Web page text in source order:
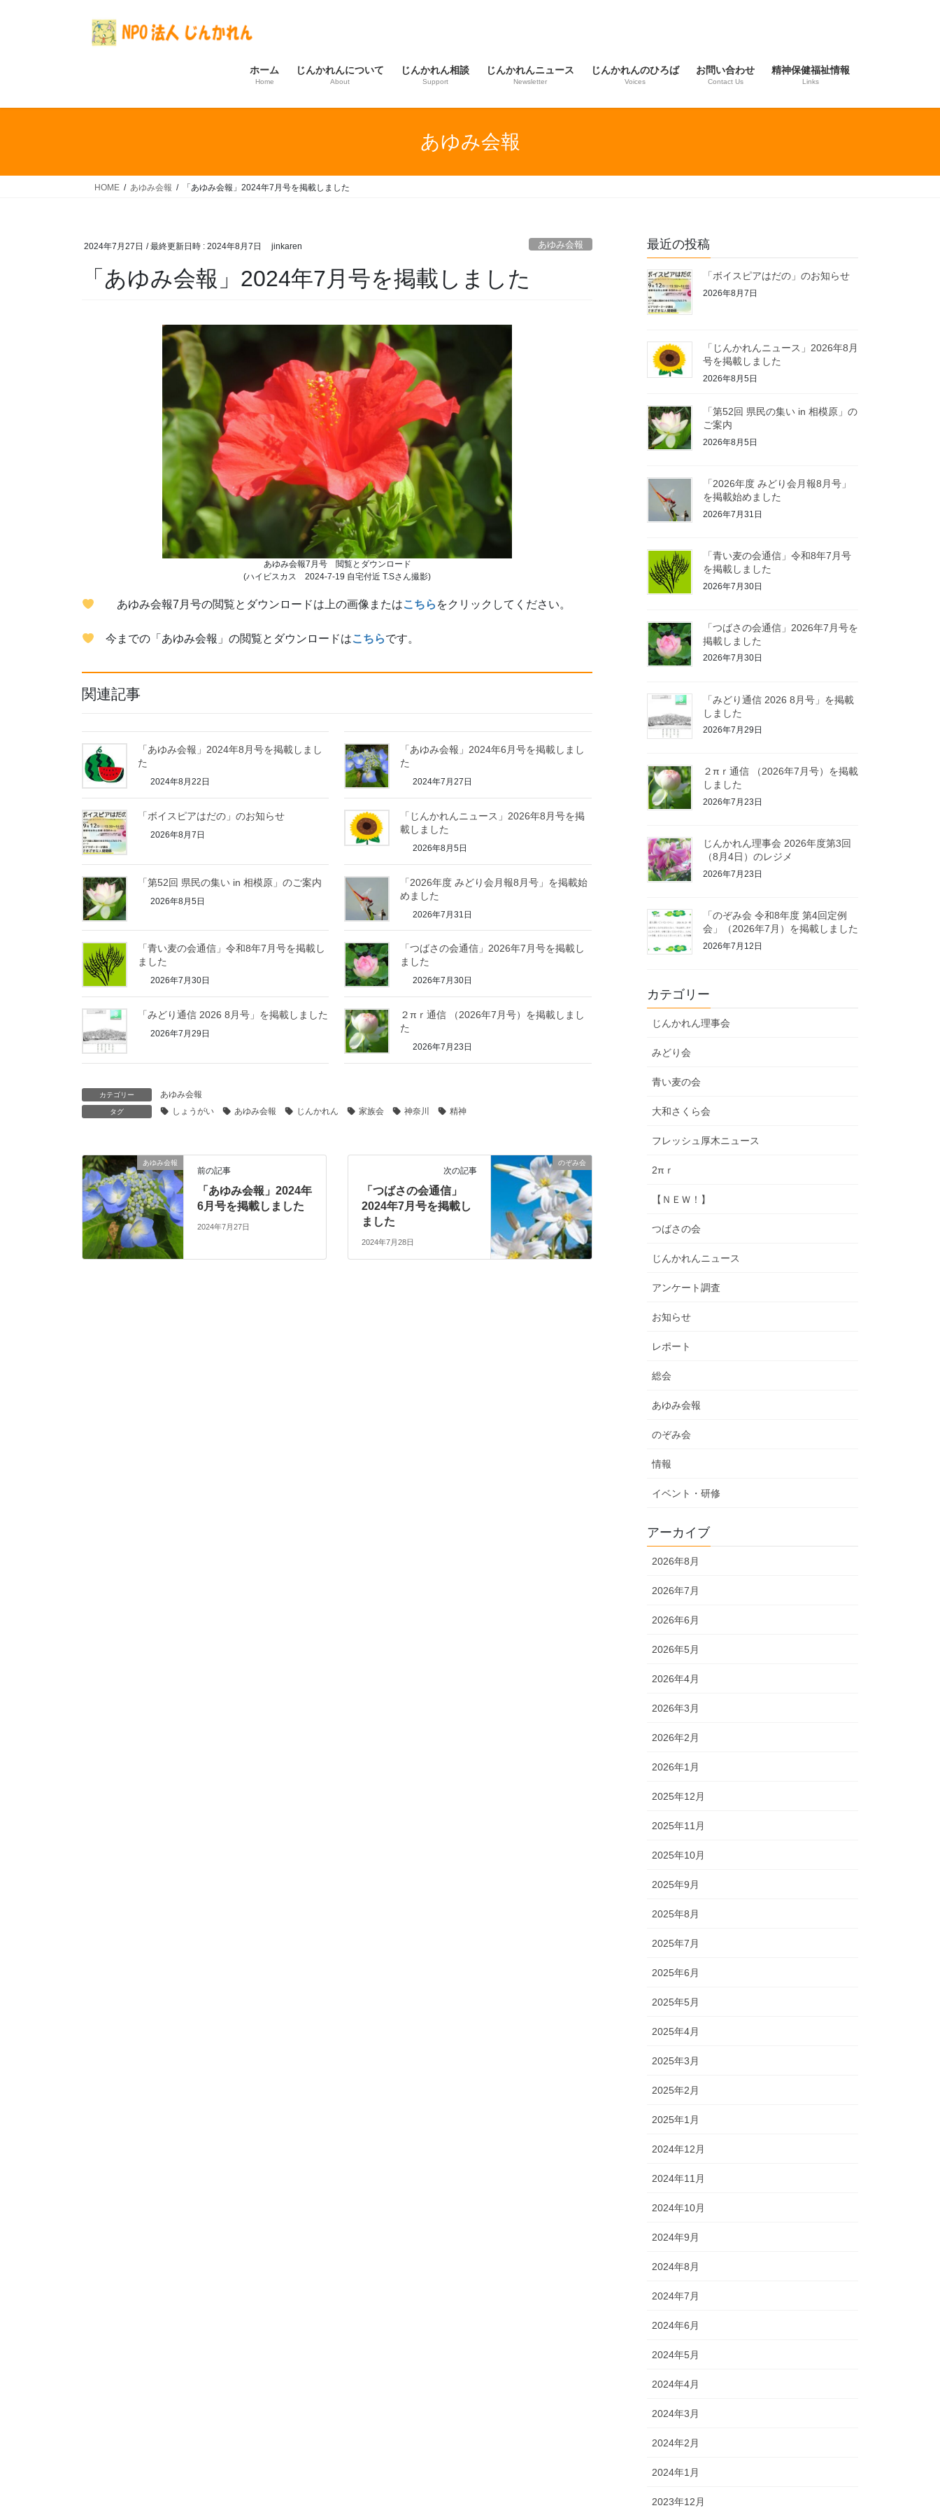
ス
ン
ホーム
Home
じんかれんについて
About
じんかれん相談
Support
じんかれんニュース
Newsletter
じんかれんのひろば
Voices
お問い合わせ
Contact Us
精神保健福祉情報
Links
あゆみ会報
HOME あゆみ会報 「あゆみ会報」2024年7月号を掲載しました
2024年7月27日 / 最終更新日時 : 2024年8月7日 jinkaren あゆみ会報
「あゆみ会報」2024年7月号を掲載しました
あゆみ会報7月号 閲覧とダウンロード
(ハイビスカス 2024-7-19 自宅付近 T.Sさん撮影)
あゆみ会報7月号の閲覧とダウンロードは上の画像またはこちら をクリックしてください。
今までの「あゆみ会報」の閲覧とダウンロードはこちらです。
関連記事
「あゆみ会報」2024年8月号を掲載しまし
た
2024年8月22日
「あゆみ会報」2024年6月号を掲載しまし
た
2024年7月27日
「ボイスピアはだの」のお知らせ
2026年8月7日
「じんかれんニュース」2026年8月号を掲
載しました
2026年8月5日
「第52回 県民の集い in 相模原」のご案内
2026年8月5日
「2026年度 みどり会月報8月号」を掲載始
めました
2026年7月31日
「青い麦の会通信」令和8年7月号を掲載し
ました
2026年7月30日
「つばさの会通信」2026年7月号を掲載し
ました
2026年7月30日
「みどり通信 2026 8月号」を掲載しました
2026年7月29日
２πｒ通信 （2026年7月号）を掲載しまし
た
2026年7月23日
カテゴリー あゆみ会報
タグ しょうがい あゆみ会報 じんかれん 家族会 神奈川 精神
あゆみ会報
前の記事
「あゆみ会報」2024年
6月号を掲載しました
2024年7月27日
のぞみ会
次の記事
「つばさの会通信」
2024年7月号を掲載し
ました
2024年7月28日
最近の投稿
「ボイスピアはだの」のお知らせ
2026年8月7日
「じんかれんニュース」2026年8月
号を掲載しました
2026年8月5日
「第52回 県民の集い in 相模原」の
ご案内
2026年8月5日
「2026年度 みどり会月報8月号」
を掲載始めました
2026年7月31日
「青い麦の会通信」令和8年7月号
を掲載しました
2026年7月30日
「つばさの会通信」2026年7月号を
掲載しました
2026年7月30日
「みどり通信 2026 8月号」を掲載
しました
2026年7月29日
２πｒ通信 （2026年7月号）を掲載
しました
2026年7月23日
じんかれん理事会 2026年度第3回
（8月4日）のレジメ
2026年7月23日
「のぞみ会 令和8年度 第4回定例
会」（2026年7月）を掲載しました
2026年7月12日
カテゴリー
じんかれん理事会
みどり会
青い麦の会
大和さくら会
フレッシュ厚木ニュース
2πｒ
【ＮＥＷ！】
つばさの会
じんかれんニュース
アンケート調査
お知らせ
レポート
総会
あゆみ会報
のぞみ会
情報
イベント・研修
アーカイブ
2026年8月
2026年7月
2026年6月
2026年5月
2026年4月
2026年3月
2026年2月
2026年1月
2025年12月
2025年11月
2025年10月
2025年9月
2025年8月
2025年7月
2025年6月
2025年5月
2025年4月
2025年3月
2025年2月
2025年1月
2024年12月
2024年11月
2024年10月
2024年9月
2024年8月
2024年7月
2024年6月
2024年5月
2024年4月
2024年3月
2024年2月
2024年1月
2023年12月